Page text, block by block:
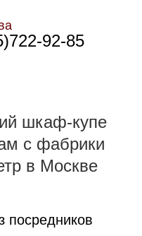
92-85
шкаф-купе
с фабрики
в Москве
посредников